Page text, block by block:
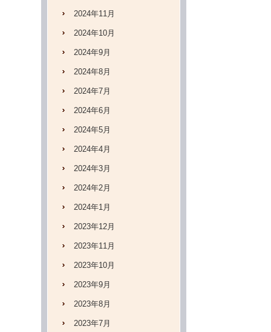
2024年11月
2024年10月
2024年9月
2024年8月
2024年7月
2024年6月
2024年5月
2024年4月
2024年3月
2024年2月
2024年1月
2023年12月
2023年11月
2023年10月
2023年9月
2023年8月
2023年7月